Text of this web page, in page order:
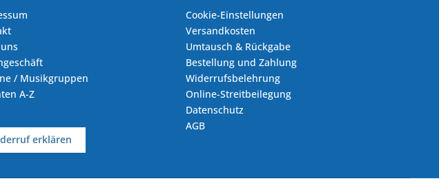
/ Musikgruppen
A-Z
erklären
Cookie-Einstellungen
Versandkosten
Umtausch & Rückgabe
Bestellung und Zahlung
Widerrufsbelehrung
Online-Streitbeilegung
Datenschutz
AGB